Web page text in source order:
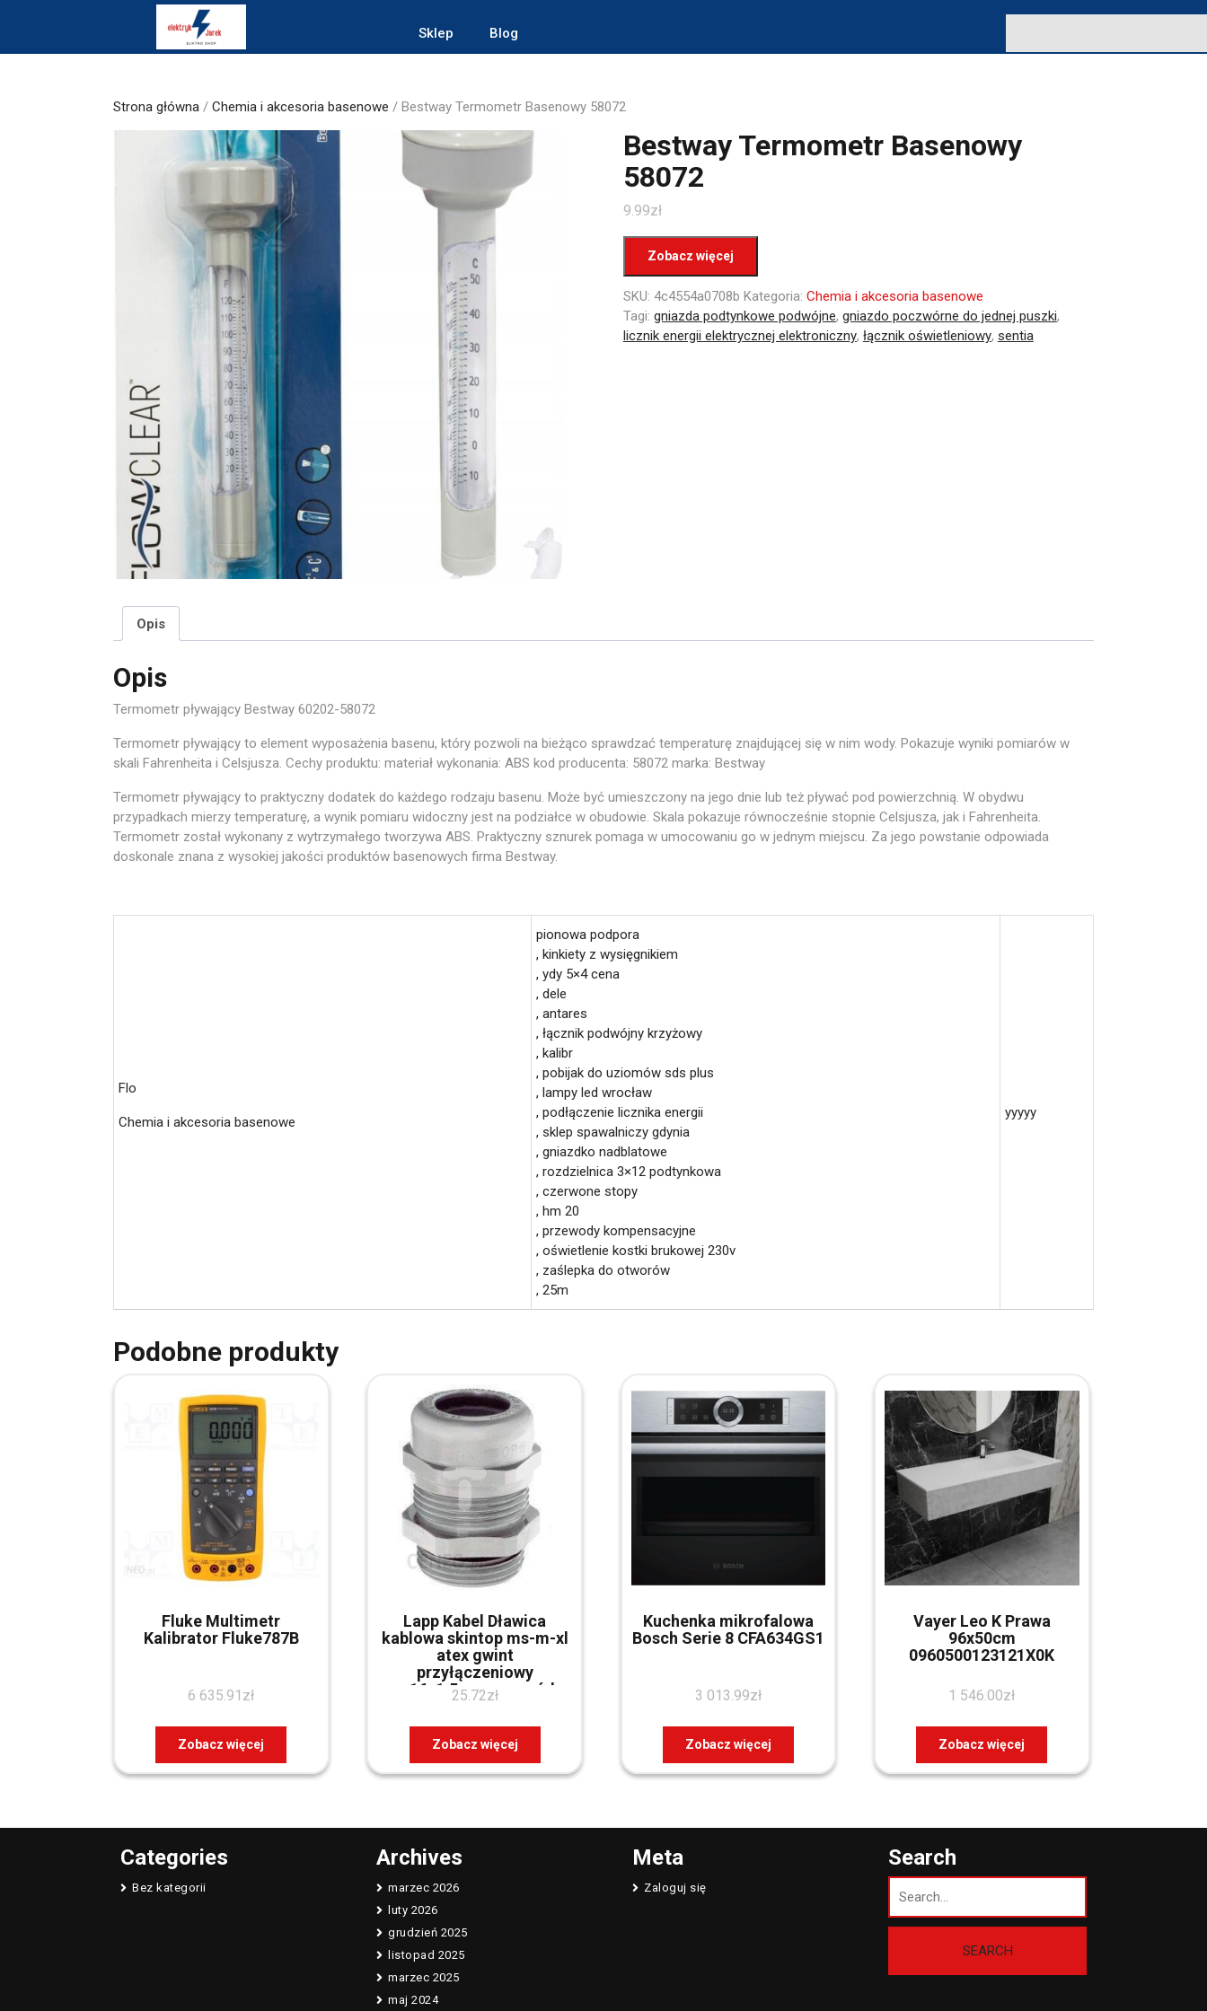
Sklep Blog
Strona główna / Chemia i akcesoria basenowe / Bestway Termometr Basenowy 58072
Bestway Termometr Basenowy
58072
9.99zł
Zobacz więcej
SKU: 4c4554a0708b Kategoria: Chemia i akcesoria basenowe
Tagi: gniazda podtynkowe podwójne, gniazdo poczwórne do jednej puszki,
licznik energii elektrycznej elektroniczny, łącznik oświetleniowy, sentia
Opis
Opis
Termometr pływający Bestway 60202-58072
Termometr pływający to element wyposażenia basenu, który pozwoli na bieżąco sprawdzać temperaturę znajdującej się w nim wody. Pokazuje wyniki pomiarów w
skali Fahrenheita i Celsjusza. Cechy produktu: materiał wykonania: ABS kod producenta: 58072 marka: Bestway
Termometr pływający to praktyczny dodatek do każdego rodzaju basenu. Może być umieszczony na jego dnie lub też pływać pod powierzchnią. W obydwu
przypadkach mierzy temperaturę, a wynik pomiaru widoczny jest na podziałce w obudowie. Skala pokazuje równocześnie stopnie Celsjusza, jak i Fahrenheita.
Termometr został wykonany z wytrzymałego tworzywa ABS. Praktyczny sznurek pomaga w umocowaniu go w jednym miejscu. Za jego powstanie odpowiada
doskonale znana z wysokiej jakości produktów basenowych firma Bestway.
Flo
Chemia i akcesoria basenowe
pionowa podpora
, kinkiety z wysięgnikiem
, ydy 5×4 cena
, dele
, antares
, łącznik podwójny krzyżowy
, kalibr
, pobijak do uziomów sds plus
, lampy led wrocław
, podłączenie licznika energii
, sklep spawalniczy gdynia
, gniazdko nadblatowe
, rozdzielnica 3×12 podtynkowa
, czerwone stopy
, hm 20
, przewody kompensacyjne
, oświetlenie kostki brukowej 230v
, zaślepka do otworów
, 25m
yyyyy
Podobne produkty
Fluke Multimetr
Kalibrator Fluke787B
6 635.91 zł
Zobacz więcej
Lapp Kabel Dławica
kablowa skintop ms-m-xl
atex gwint
przyłączeniowy
m16x1.5mm przewód
dn4.5-10mm IP68
mosiądz niklowany
53112810
25.72zł
Zobacz więcej
Kuchenka mikrofalowa
Bosch Serie 8 CFA634GS1
3 013.99zł
Zobacz więcej
Vayer Leo K Prawa
96x50cm
0960500123121X0K
1 546.00zł
Zobacz więcej
Categories
Bez kategorii
Archives
marzec 2026
luty 2026
grudzień 2025
listopad 2025
marzec 2025
maj 2024
Meta
Zaloguj się
Search